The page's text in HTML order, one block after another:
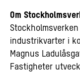
Om
industrikvarter i
Magnus
Fastigheter